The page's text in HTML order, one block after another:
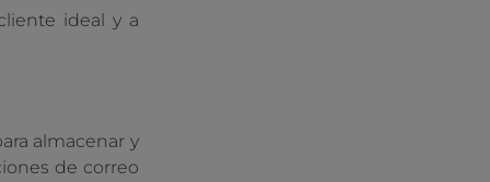
ideal y a
almacenar y
de correo